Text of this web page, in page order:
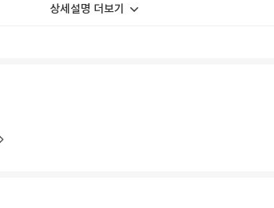
상세설명 더보기